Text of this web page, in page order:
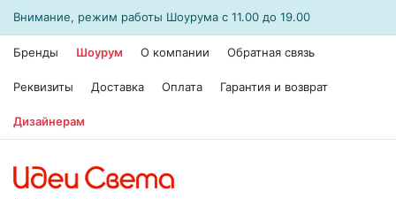
Внимание, режим работы Шоурума с 11.00 до 19.00
Бренды Шоурум О компании Обратная связь
Реквизиты Доставка Оплата Гарантия и возврат
Дизайнерам